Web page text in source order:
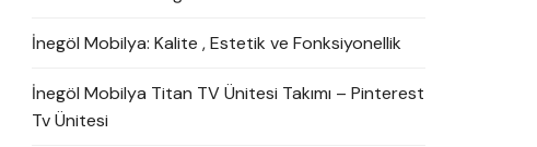
İnegöl Mobilya: Kalite , Estetik ve Fonksiyonellik
İnegöl Mobilya Titan TV Ünitesi Takımı – Pinterest
Tv Ünitesi